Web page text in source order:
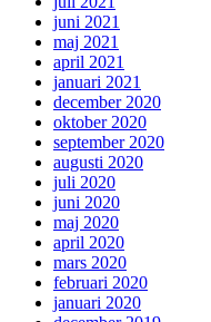
juni 2021
maj 2021
april 2021
januari 2021
december 2020
oktober 2020
september 2020
augusti 2020
juli 2020
juni 2020
maj 2020
april 2020
mars 2020
februari 2020
januari 2020